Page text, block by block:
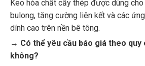
bulong, tăng cường liên kết và các
dính cao trên nền bê tông.
→ Có thể yêu cầu báo giá theo quy
không?